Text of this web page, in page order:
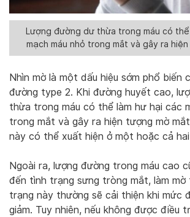
Lượng đường dư thừa trong máu có thể
mạch máu nhỏ trong mắt và gây ra
Nhìn mờ là một dấu hiệu sớm phổ biến
đường type 2. Khi đường huyết cao,
thừa trong máu có thể làm hư hại các
trong mắt và gây ra hiện tượng mờ
này có thể xuất hiện ở một hoặc cả
Ngoài ra, lượng đường trong máu cao
đến tình trạng sưng tròng mắt, làm mờ
trạng này thường sẽ cải thiện khi mức
giảm. Tuy nhiên, nếu không được điều